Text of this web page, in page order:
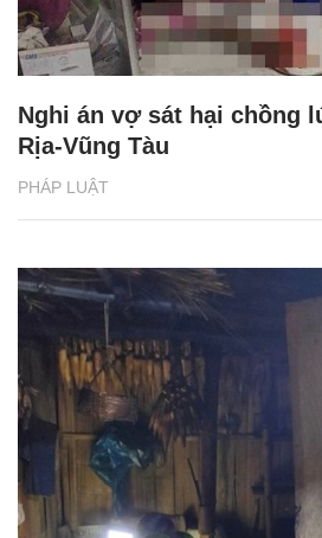
PHÁP LUẬT
Nghi án vợ sát hại chồng
Rịa-Vũng Tàu